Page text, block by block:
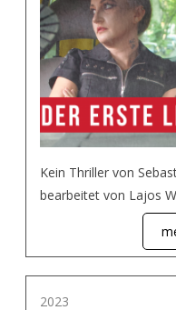
Kein Thriller von
bearbeitet von Lajos
2023